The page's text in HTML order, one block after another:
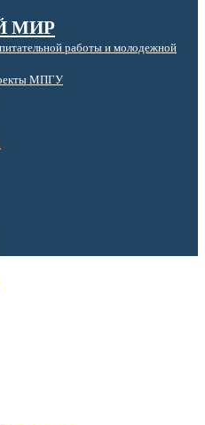
МИР
работы и молодежной
МПГУ